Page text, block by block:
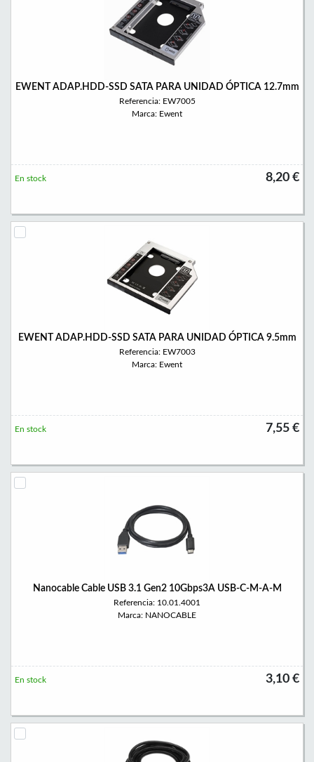
EWENT ADAP.HDD-SSD SATA PARA UNIDAD ÓPTICA 12.7mm
Referencia: EW7005
Marca: Ewent
8,20 €
En stock
EWENT ADAP.HDD-SSD SATA PARA UNIDAD ÓPTICA 9.5mm
Referencia: EW7003
Marca: Ewent
7,55 €
En stock
Nanocable Cable USB 3.1 Gen2 10Gbps3A USB-C-M-A-M
Referencia: 10.01.4001
Marca: NANOCABLE
3,10 €
En stock